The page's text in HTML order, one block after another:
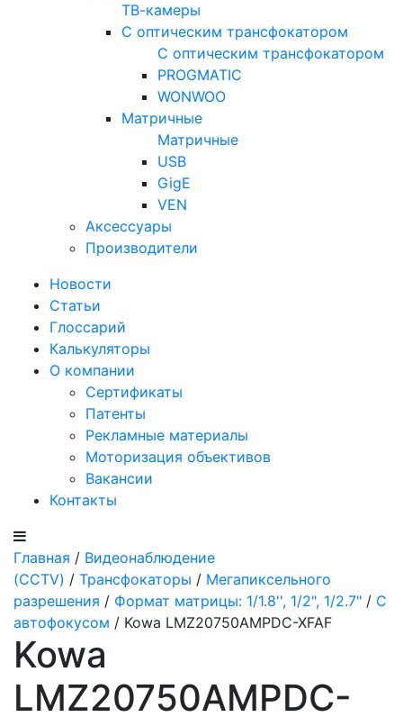
ТВ-камеры
С оптическим трансфокатором
С оптическим трансфокатором
PROGMATIC
WONWOO
Матричные
Матричные
USB
GigE
VEN
Аксессуары
Производители
Новости
Статьи
Глоссарий
Калькуляторы
О компании
Сертификаты
Патенты
Рекламные материалы
Моторизация объективов
Вакансии
Контакты
Главная / Видеонаблюдение
(CCTV) / Трансфокаторы / Мегапиксельного
разрешения / Формат матрицы: 1/1.8'', 1/2", 1/2.7" / С
автофокусом / Kowa LMZ20750AMPDC-XFAF
Kowa
LMZ20750AMPDC-